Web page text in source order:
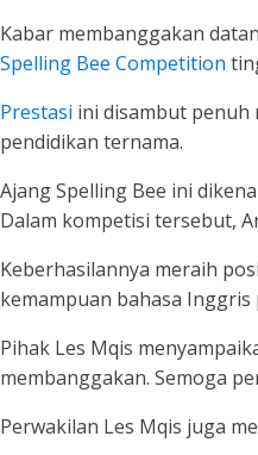
Kabar membanggakan
Spelling Bee Competition
Prestasi ini disambut penuh
pendidikan ternama.
Ajang Spelling Bee ini
Dalam kompetisi tersebut,
Keberhasilannya meraih
kemampuan bahasa Inggris
Pihak Les Mqis
membanggakan. Semoga
Perwakilan Les Mqis juga